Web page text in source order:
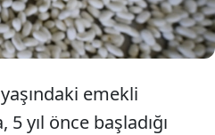
bulundu.
emekli
yıl önce başladığı